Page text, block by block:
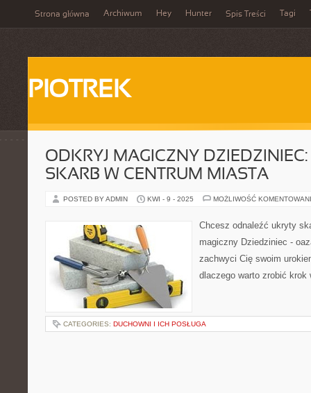
Strona główna Archiwum Hey Hunter Spis Treści Tagi
PIOTREK
ODKRYJ MAGICZNY DZIEDZINIEC:
SKARB W CENTRUM MIASTA
POSTED BY ADMIN KWI - 9 - 2025 MOŻLIWOŚĆ
Chcesz odnaleźć ukryty
magiczny Dziedziniec -
zachwyci Cię swoim
dlaczego warto zrobić krok
CATEGORIES: DUCHOWNI I ICH POSŁUGA